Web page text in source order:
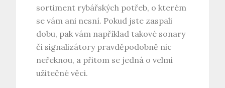
sortiment rybářských potřeb, o kterém
se vám ani nesní. Pokud jste zaspali
dobu, pak vám například takové sonary
či signalizátory pravděpodobně nic
neřeknou, a přitom se jedná o velmi
užitečné věci.